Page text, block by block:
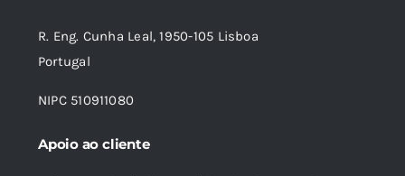
R. Eng. Cunha Leal, 1950-105 Lisboa
Portugal
NIPC 510911080
Apoio ao cliente